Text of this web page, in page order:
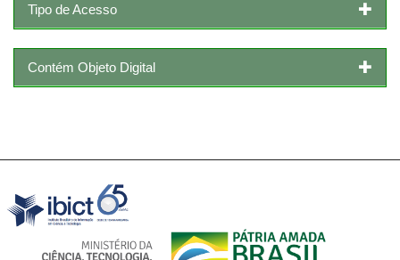
Tipo de Acesso
Contém Objeto Digital